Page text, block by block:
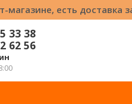
магазине, есть доставка
33 38
62 56